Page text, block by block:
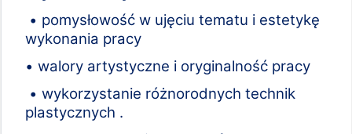
• pomysłowość w ujęciu tematu i estetykę
wykonania pracy
• walory artystyczne i oryginalność pracy
• wykorzystanie różnorodnych technik
plastycznych .